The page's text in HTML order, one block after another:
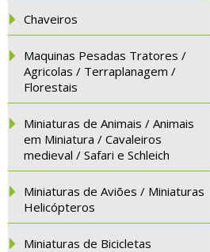
Chaveiros
Maquinas Pesadas Tratores /
Agricolas / Terraplanagem /
Florestais
Miniaturas de Animais / Animais
em Miniatura / Cavaleiros
medieval / Safari e Schleich
Miniaturas de Aviões / Miniaturas
Helicópteros
Miniaturas de Bicicletas